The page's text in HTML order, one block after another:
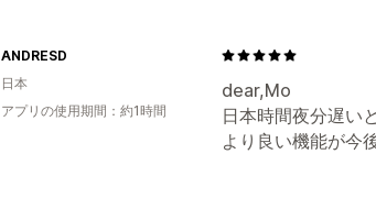
dear,Mo
日本時間夜分遅い
より良い機能が今
ANDRESD
日本
アプリの使用期間：約1時間